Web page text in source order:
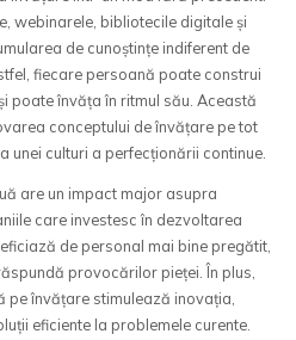
webinarele, bibliotecile digitale și
de cunoștințe indiferent de
fiecare persoană poate construi
poate învăța în ritmul său. Această
conceptului de învățare pe tot
unei culturi a perfecționării continue.
are un impact major asupra
care investesc în dezvoltarea
de personal mai bine pregătit,
provocărilor pieței. În plus,
învățare stimulează inovația,
eficiente la problemele curente.